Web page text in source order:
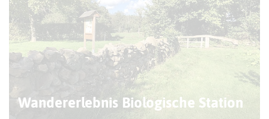
Wandererlebnis Biologische Station